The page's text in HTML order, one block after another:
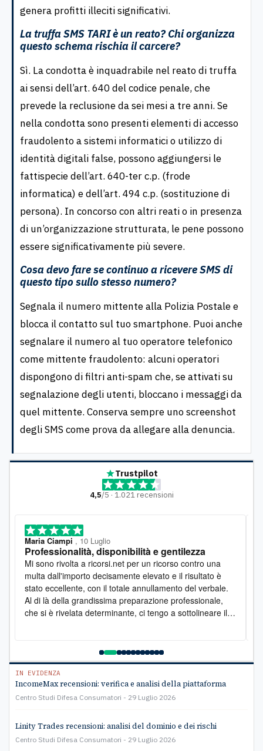
genera profitti illeciti significativi.
La truffa SMS TARI è un reato? Chi organizza
questo schema rischia il carcere?
Sì. La condotta è inquadrabile nel reato di truffa
ai sensi dell’art. 640 del codice penale, che
prevede la reclusione da sei mesi a tre anni. Se
nella condotta sono presenti elementi di accesso
fraudolento a sistemi informatici o utilizzo di
identità digitali false, possono aggiungersi le
fattispecie dell’art. 640-ter c.p. (frode
informatica) e dell’art. 494 c.p. (sostituzione di
persona). In concorso con altri reati o in presenza
di un’organizzazione strutturata, le pene possono
essere significativamente più severe.
Cosa devo fare se continuo a ricevere SMS di
questo tipo sullo stesso numero?
Segnala il numero mittente alla Polizia Postale e
blocca il contatto sul tuo smartphone. Puoi anche
segnalare il numero al tuo operatore telefonico
come mittente fraudolento: alcuni operatori
dispongono di filtri anti-spam che, se attivati su
segnalazione degli utenti, bloccano i messaggi da
quel mittente. Conserva sempre uno screenshot
degli SMS come prova da allegare alla denuncia.
Trustpilot
4,5/5 · 1.021 recensioni
Maria Ciampi , 10 Luglio
Professionalità, disponibilità e gentilezza
Mi sono rivolta a ricorsi.net per un ricorso contro una
multa dall'importo decisamente elevato e il risultato è
stato eccellente, con il totale annullamento del verbale.
Al di là della grandissima preparazione professionale,
che si è rivelata determinante, ci tengo a sottolineare il
IN EVIDENZA
IncomeMax recensioni: verifica e analisi della piattaforma
Centro Studi Difesa Consumatori 29 Luglio 2026
Linity Trades recensioni: analisi del dominio e dei rischi
Centro Studi Difesa Consumatori 29 Luglio 2026